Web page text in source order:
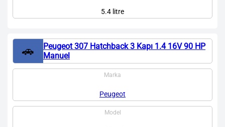
5.4 litre
🚗
Peugeot 307 Hatchback 3 Kapı 1.4 16V 90 HP
Manuel
Marka
Peugeot
Model